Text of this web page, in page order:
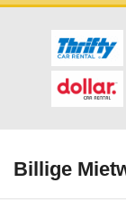
Billige